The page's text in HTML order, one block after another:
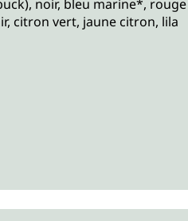
noir, bleu marine*,
citron vert, jaune citron, lila